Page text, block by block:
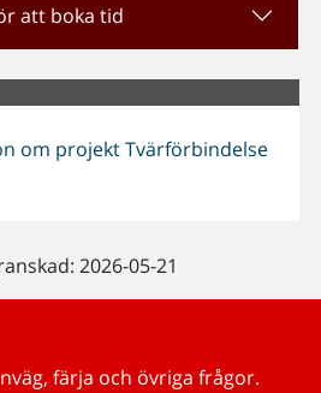
att boka tid
om projekt Tvärförbindelse
2026-05-21
färja och övriga frågor.